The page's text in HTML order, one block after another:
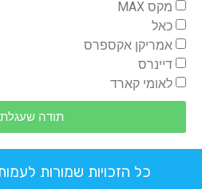
מקס MAX
כאל
אמריקן אקספרס
דיינרס
לאומי קארד
תודה שעגלת
כל הזכויות שמורות